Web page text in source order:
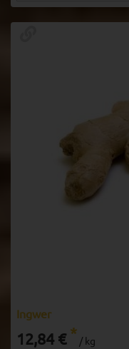
Ingwer
12,84 € * / kg